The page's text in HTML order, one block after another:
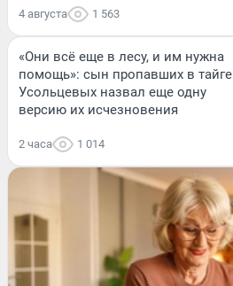
4 августа 1 563
«Они всё еще в лесу, и им нужна
помощь»: сын пропавших в тайге
Усольцевых назвал еще одну
версию их исчезновения
2 часа 1 014